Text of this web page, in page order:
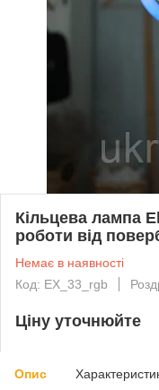
Кільцева лампа
роботи від
Немає в наявності
Код: EX_33_rgb
Ціну уточнюйте
Опис